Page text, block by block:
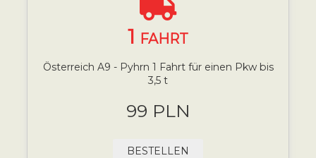
1 FAHRT
Österreich A9 - Pyhrn 1 Fahrt für einen Pkw bis
3,5 t
99 PLN
BESTELLEN